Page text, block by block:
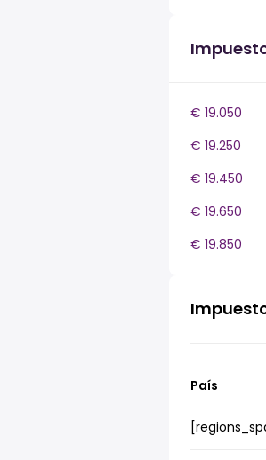
€ 19.050
€ 19.250
€ 19.450
€ 19.650
€ 19.850
País